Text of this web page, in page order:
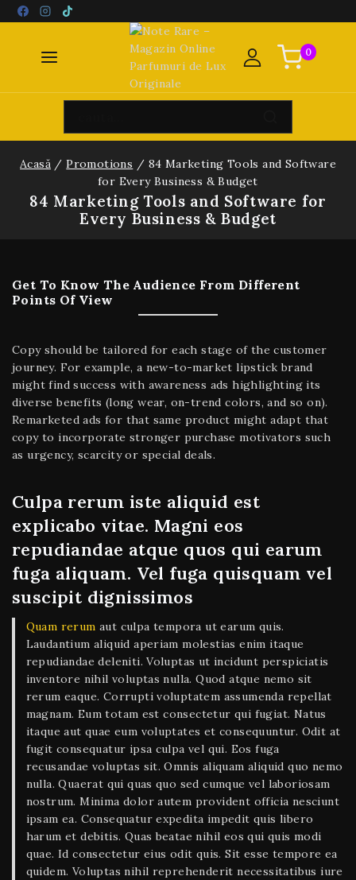
0
Acasă / Promotions / 84 Marketing Tools and Software
for Every Business & Budget
84 Marketing Tools and Software for
Every Business & Budget
Get To Know The Audience From Different
Points Of View
Copy should be tailored for each stage of the customer
journey. For example, a new-to-market lipstick brand
might find success with awareness ads highlighting its
diverse benefits (long wear, on-trend colors, and so on).
Remarketed ads for that same product might adapt that
copy to incorporate stronger purchase motivators such
as urgency, scarcity or special deals.
Culpa rerum iste aliquid est
explicabo vitae. Magni eos
repudiandae atque quos qui earum
fuga aliquam. Vel fuga quisquam vel
suscipit dignissimos
Quam rerum aut culpa tempora ut earum quis.
Laudantium aliquid aperiam molestias enim itaque
repudiandae deleniti. Voluptas ut incidunt perspiciatis
inventore nihil voluptas nulla. Quod atque nemo sit
rerum eaque. Corrupti voluptatem assumenda repellat
magnam. Eum totam est consectetur qui fugiat. Natus
itaque aut quae eum voluptates et consequuntur. Odit at
fugit consequatur ipsa culpa vel qui. Eos fuga
recusandae voluptas sit. Omnis aliquam aliquid quo nemo
nulla. Quaerat qui quas quo sed cumque vel laboriosam
nostrum. Minima dolor autem provident officia nesciunt
ipsam ea. Consequatur expedita impedit quis libero
harum et debitis. Quas beatae nihil eos qui quis modi
quae. Id consectetur eius odit quis. Sit esse tempore ea
quidem. Voluptas nihil reprehenderit necessitatibus iure